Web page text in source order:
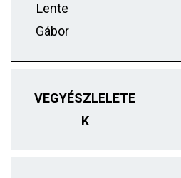
Lente
Gábor
VEGYÉSZLELETE
K